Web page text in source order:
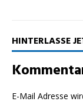
HINTERLASSE
E-Mail Adresse